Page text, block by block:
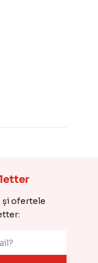
și ofertele